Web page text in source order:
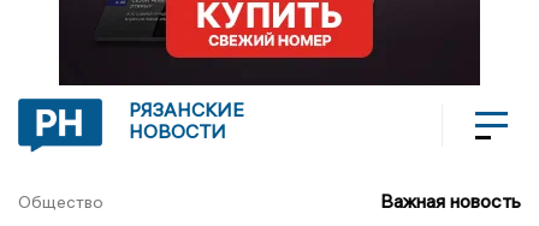
РЯЗАНСКИЕ
НОВОСТИ
Общество Важная новость